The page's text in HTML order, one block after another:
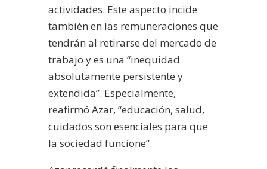
actividades. Este aspecto incide
también en las remuneraciones que
tendrán al retirarse del mercado de
trabajo y es una “inequidad
absolutamente persistente y
extendida”. Especialmente,
reafirmó Azar, “educación, salud,
cuidados son esenciales para que
la sociedad funcione”.